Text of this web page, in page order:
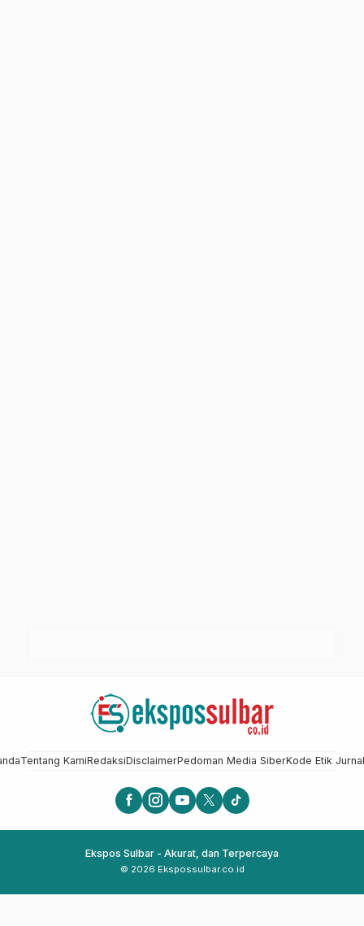
Tentang KamiRedaksiDisclaimerPedoman Media SiberKode Etik
Ekspos Sulbar - Akurat, dan Terpercaya
© 2026 Ekspossulbar.co.id